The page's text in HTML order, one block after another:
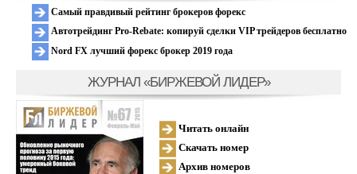
Самый правдивый рейтинг брокеров форекс
Автотрейдинг Pro-Rebate: копируй сделки VIP трейдеров бесплатно
Nord FX лучший форекс брокер 2019 года
ЖУРНАЛ «БИРЖЕВОЙ ЛИДЕР»
Читать онлайн
Скачать номер
Архив номеров